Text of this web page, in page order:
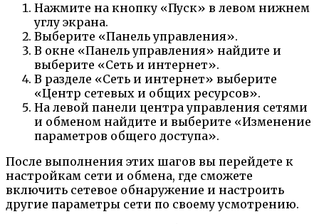
Нажмите на кнопку «Пуск» в левом нижнем
углу экрана.
Выберите «Панель управления».
В окне «Панель управления» найдите и
выберите «Сеть и интернет».
В разделе «Сеть и интернет» выберите
«Центр сетевых и общих ресурсов».
На левой панели центра управления сетями
и обменом найдите и выберите «Изменение
параметров общего доступа».
После выполнения этих шагов вы перейдете к
настройкам сети и обмена, где сможете
включить сетевое обнаружение и настроить
другие параметры сети по своему усмотрению.